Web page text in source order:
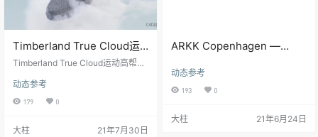
Timberland True Cloud运
动高帮鞋-帆布鞋动画
Timberland True Cloud运动高帮鞋
传背景，无外乎说明Timberland Tr
ue Cloud这双鞋子轻、透气、柔软
等等。另外其中布料的展示也非常
知道是怎么做出来的。 Timberland
动态参考
179 0
大柱 21年7月30日
ARKK Copenhagen —
动态参考
193 0
大柱 21年6月24日